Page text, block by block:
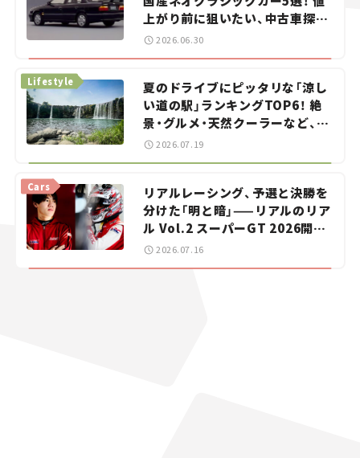
上がり前に狙いたい、中古車探し
をお手伝い――ちょっとイケてるマ
2026.06.30
夏のドライブにピッタリな「涼し
い道の駅」ランキングTOP6！ 絶
景・グルメ・天然クーラーなど、避
暑におすすめのスポットを紹介
【道の駅マニアの推し駅ガイド】
Lifestyle
2026.07.19
リアルレーシング、予選と決勝を
分けた「明と暗」——リアルのリア
ル Vol.2 スーパーGT 2026開幕
戦 岡山国際サーキット
Cars
2026.07.16